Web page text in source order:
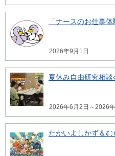
「ナースのお仕事
2026年9月1日
夏休み自由研究相談
2026年6月2日～2026
たかいよしかず＆